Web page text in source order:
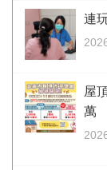
連
屋
萬